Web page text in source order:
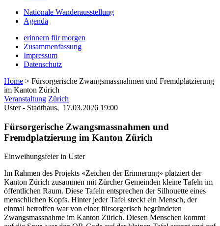
Nationale Wanderausstellung
Agenda
erinnern für morgen
Zusammenfassung
Impressum
Datenschutz
Home > Fürsorgerische Zwangsmassnahmen und Fremdplatzierung
im Kanton Zürich
Veranstaltung Zürich
Uster - Stadthaus, 17.03.2026 19:00
Fürsorgerische Zwangsmassnahmen und
Fremdplatzierung im Kanton Zürich
Einweihungsfeier in Uster
Im Rahmen des Projekts «Zeichen der Erinnerung» platziert der
Kanton Zürich zusammen mit Zürcher Gemeinden kleine Tafeln im
öffentlichen Raum. Diese Tafeln entsprechen der Silhouette eines
menschlichen Kopfs. Hinter jeder Tafel steckt ein Mensch, der
einmal betroffen war von einer fürsorgerisch begründeten
Zwangsmassnahme im Kanton Zürich. Diesen Menschen kommt